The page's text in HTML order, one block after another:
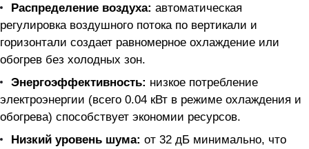
Распределение воздуха: автоматическая
регулировка воздушного потока по вертикали и
горизонтали создает равномерное охлаждение или
обогрев без холодных зон.
Энергоэффективность: низкое потребление
электроэнергии (всего 0.04 кВт в режиме охлаждения и
обогрева) способствует экономии ресурсов.
Низкий уровень шума: от 32 дБ минимально, что